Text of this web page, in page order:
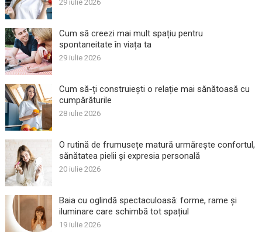
29 iulie 2026
Cum să creezi mai mult spațiu pentru
spontaneitate în viața ta
29 iulie 2026
Cum să-ți construiești o relație mai sănătoasă cu
cumpărăturile
28 iulie 2026
O rutină de frumusețe matură urmărește confortul,
sănătatea pielii și expresia personală
20 iulie 2026
Baia cu oglindă spectaculoasă: forme, rame și
iluminare care schimbă tot spațiul
19 iulie 2026